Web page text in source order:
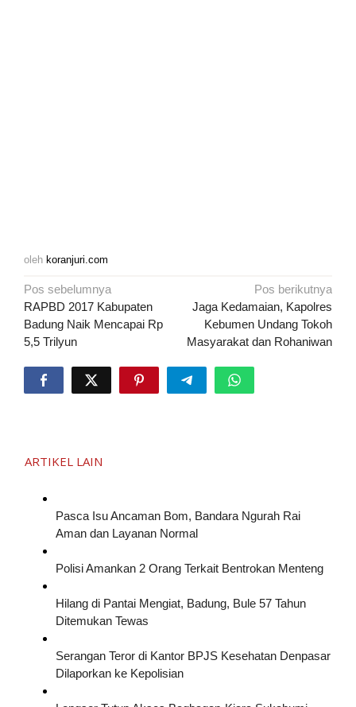
oleh koranjuri.com
Navigasi
pos
Pos sebelumnya
RAPBD 2017 Kabupaten
Badung Naik Mencapai Rp
5,5 Trilyun
Pos berikutnya
Jaga Kedamaian, Kapolres
Kebumen Undang Tokoh
Masyarakat dan Rohaniwan
ARTIKEL LAIN
Pasca Isu Ancaman Bom, Bandara Ngurah Rai
Aman dan Layanan Normal
Polisi Amankan 2 Orang Terkait Bentrokan Menteng
Hilang di Pantai Mengiat, Badung, Bule 57 Tahun
Ditemukan Tewas
Serangan Teror di Kantor BPJS Kesehatan Denpasar
Dilaporkan ke Kepolisian